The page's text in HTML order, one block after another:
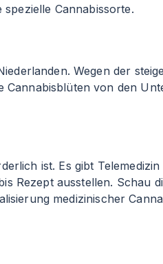
Cannabissorte.
Wegen der
Cannabisblüten von den
ist. Es gibt
Rezept ausstellen. Schau
medizinischer